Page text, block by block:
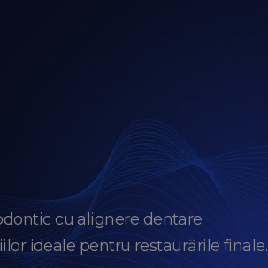
cu alignere dentare
ideale pentru restaurările finale.